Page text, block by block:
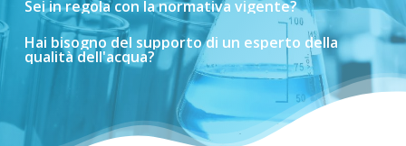
Seiinregola con lanormativa vigente?
Hai bisognodel supportodi un esperto della
qualitàdell'acqua?